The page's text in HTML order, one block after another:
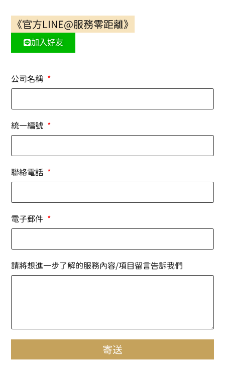
《官方LINE@服務零距離》
加入好友
公司名稱
統一編號
聯絡電話
電子郵件
請將想進一步了解的服務內容/項目留言告訴我們
寄送